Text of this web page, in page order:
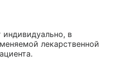
индивидуально, в
лекарственной